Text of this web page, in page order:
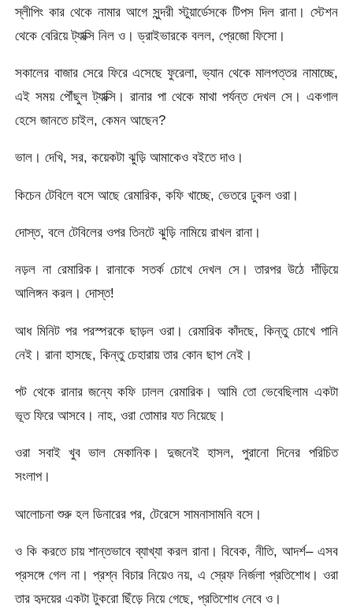
স্লীপিং কার থেকে নামার আগে সুন্দরী স্টুয়ার্ডেসকে টিপস দিল রানা। স্টেশন
থেকে বেরিয়ে ট্যাক্সি নিল ও। ড্রাইভারকে বলল, প্রেজো ফিসো।
সকালের বাজার সেরে ফিরে এসেছে ফুরেলা, ভ্যান থেকে মালপত্তর নামাচ্ছে,
এই সময় পৌঁছুল ট্যাক্সি। রানার পা থেকে মাথা পর্যন্ত দেখল সে। একগাল
হেসে জানতে চাইল, কেমন আছেন?
ভাল। দেখি, সর, কয়েকটা ঝুড়ি আমাকেও বইতে দাও।
কিচেন টেবিলে বসে আছে রেমারিক, কফি খাচ্ছে, ভেতরে ঢুকল ওরা।
দোস্ত, বলে টেবিলের ওপর তিনটে ঝুড়ি নামিয়ে রাখল রানা।
নড়ল না রেমারিক। রানাকে সতর্ক চোখে দেখল সে। তারপর উঠে দাঁড়িয়ে
আলিঙ্গন করল। দোস্ত!
আধ মিনিট পর পরস্পরকে ছাড়ল ওরা। রেমারিক কাঁদছে, কিন্তু চোখে পানি
নেই। রানা হাসছে, কিন্তু চেহারায় তার কোন ছাপ নেই।
পট থেকে রানার জন্যে কফি ঢালল রেমারিক। আমি তো ভেবেছিলাম একটা
ভূত ফিরে আসবে। নাহ, ওরা তোমার যত নিয়েছে।
ওরা সবাই খুব ভাল মেকানিক। দুজনেই হাসল, পুরানো দিনের পরিচিত
সংলাপ।
আলোচনা শুরু হল ডিনারের পর, টেরেসে সামনাসামনি বসে।
ও কি করতে চায় শান্তভাবে ব্যাখ্যা করল রানা। বিবেক, নীতি, আদর্শ– এসব
প্রসঙ্গে গেল না। প্রশ্ন বিচার নিয়েও নয়, এ স্রেফ নির্জলা প্রতিশোধ। ওরা
তার হৃদয়ের একটা টুকরো ছিঁড়ে নিয়ে গেছে, প্রতিশোধ নেবে ও।